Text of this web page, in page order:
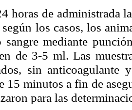
horas de administrada
los casos, los
sangre mediante
de 3-5 ml. Las
sin anticoagulante
15 minutos a fin de
para las